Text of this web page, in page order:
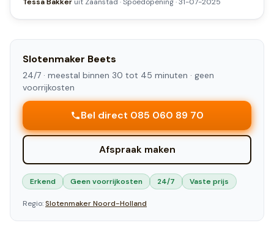
Slotenmaker Beets
24/7 · meestal binnen 30 tot 45 minuten · geen
voorrijkosten
Bel direct 085 060 89 70
Afspraak maken
Erkend Geen voorrijkosten 24/7 Vaste prijs
Regio:SlotenmakerNoord-Holland